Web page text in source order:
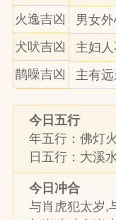
火逸吉凶
男女
犬吠吉凶
主妇
鹊噪吉凶
主有
今日五行
年五行：佛灯
日五行：大溪
今日冲合
与肖虎犯太岁,